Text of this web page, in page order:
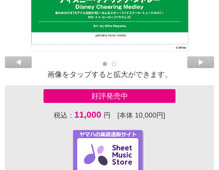
画像をタップすると拡大ができます。
好評発売中
税込： 11,000 円 [本体 10,000円]